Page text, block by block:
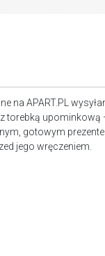
na APART.PL
torebką upominkową
gotowym
jego wręczeniem.